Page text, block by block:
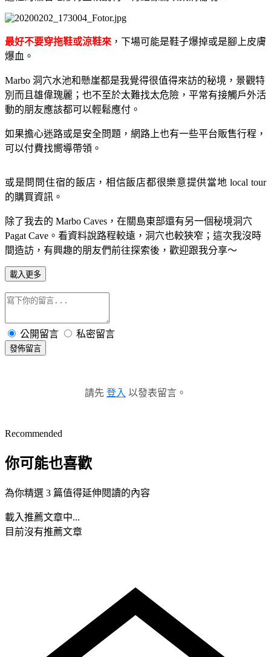
最好不要穿拖鞋或涼鞋來 ，下場可能是鞋子爆掉或是腳上皮膚
爆血。
Marbo 洞穴水池和懸崖都是我覺得很值得來訪的秘境，景觀特
別而且雄偉瑰麗；也不至於太難找太危險，平常有接觸戶外活
動的朋友應該都可以輕鬆應付。
如果擔心迷路或是安全問題，網路上也有一些平台販售行程，
可以付費找嚮導帶領。
或是問問住宿的飯店，相信飯店都很樂意提供當地local tour
的購買資訊。
除了我去的 Marbo Caves ，在關島東部還有另一個秘境洞穴
Pagat Cave 。看資料說路程較遠，洞穴也較狹窄；這次我沒時
間造訪，有興趣的朋友們前往探索後，歡迎跟我分享～
載入更多
公開留言 私密留言
發佈留言
請先 登入 以發表留言。
Recommended
你可能也喜歡
為你精選 3 篇值得延伸閱讀的內容
載入推薦文章中...
目前沒有推薦文章